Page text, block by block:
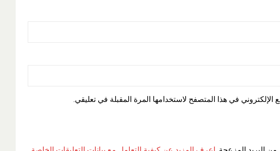
في هذا المتصفح لاستخدامها المرة المقبلة في تعليقي.